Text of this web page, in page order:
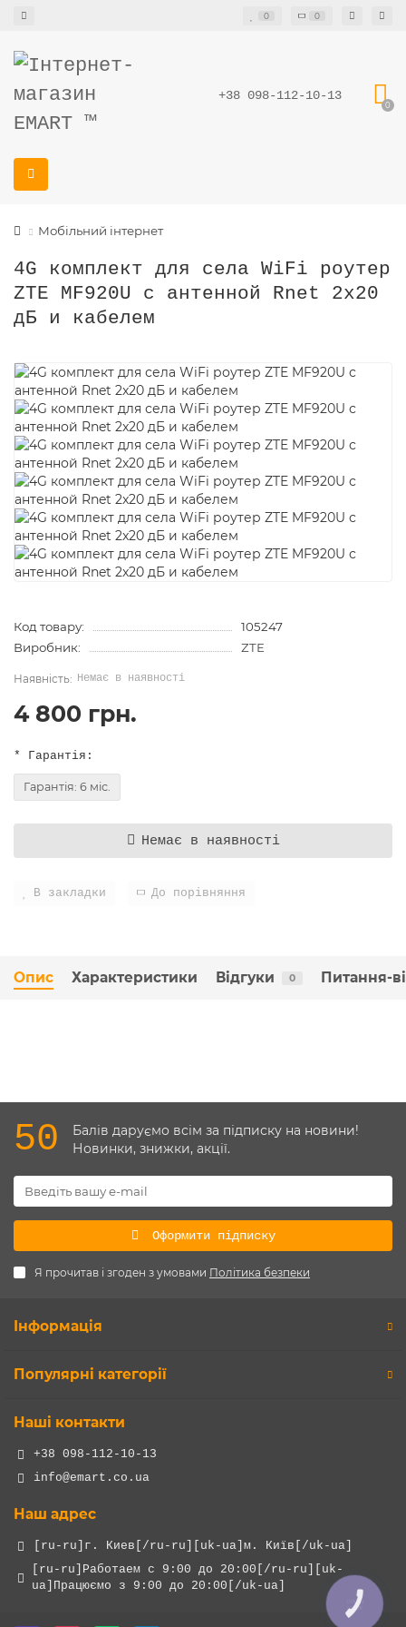
0 0
+38 098-112-10-13
0
Мобільний інтернет
4G комплект для села WiFi роутер
ZTE MF920U с антенной Rnet 2x20
дБ и кабелем
Код товару:
105247
Виробник:
ZTE
Немає в наявності
4 800 грн.
* Гарантія:
Гарантія: 6 міс.
Немає в наявності
В закладки До порівняння
Опис Характеристики Відгуки 0 Питання-
50
Балів даруємо всім за підписку на новини!
Новинки, знижки, акції.
Оформити підписку
Я прочитав і згоден з умовами Політика безпеки
Інформація
Популярні категорії
Наші контакти
+38 098-112-10-13
info@emart.co.ua
Наш адрес
[ru-ru]г. Киев[/ru-ru][uk-ua]м. Київ[/uk-ua]
[ru-ru]Работаем с 9:00 до 20:00[/ru-ru][uk-
ua]Працюємо з 9:00 до 20:00[/uk-ua]
КНОПКА
ЗВ'ЯЗКУ